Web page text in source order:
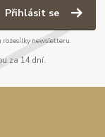
Přihlásit se
rozesílky newsletteru.
za 14 dní.